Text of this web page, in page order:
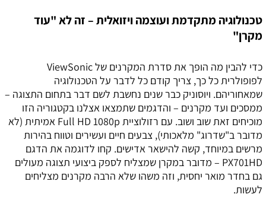
טכנולוגיה מתקדמת ועוצמה ויזואלית – זה לא "עוד
מקרן"
כדי להבין מה הופך את סדרת המקרנים של ViewSonic
לפופולרית כל כך, צריך קודם כל לדבר על הטכנולוגיה
שמאחוריהם. ויוסוניק כבר שנים נחשבת לשם דבר בתחום התצוגה –
ממסכים ועד מקרנים – והדגמים שתמצאו אצלנו בקטגוריה הזו
מוכיחים זאת שוב ושוב. עם רזולוציית Full HD 1080p אמיתית (לא
מדובר ב"שדרוג" מלאכותי), צבעים חיים ועשירים וטווח בהירות
מרשים במיוחד, קשה להישאר אדישים. קחו לדוגמה את הדגם
PX701HD – מדובר במקרן שמצליח לספק ביצועי תצוגה מעולים
גם בחדר מואר יחסית, וזה משהו שלא הרבה מקרנים מצליחים
לעשות.